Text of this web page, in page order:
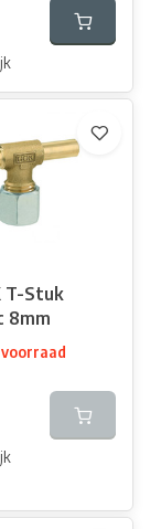
T-Stuk
8mm